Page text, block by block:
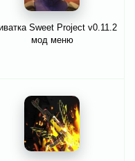
Sweet Project v0.11.2
мод меню